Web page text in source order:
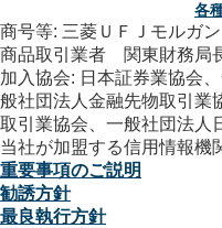
各
商号等: 三菱ＵＦＪモルガ
商品取引業者 関東財務局
加入協会: 日本証券業協会
般社団法人金融先物取引業
取引業協会、一般社団法人
当社が加盟する信用情報機
重要事項のご説明
勧誘方針
最良執行方針